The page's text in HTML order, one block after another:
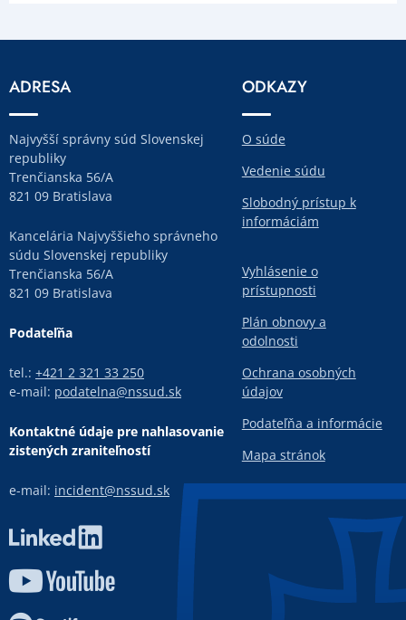
ADRESA
Najvyšší správny súd Slovenskej
republiky
Trenčianska 56/A
821 09 Bratislava
Kancelária Najvyššieho správneho
súdu Slovenskej republiky
Trenčianska 56/A
821 09 Bratislava
Podateľňa
tel.: +421 2 321 33 250
e-mail: podatelna@nssud.sk
Kontaktné údaje pre nahlasovanie
zistených zraniteľností
e-mail: incident@nssud.sk
ODKAZY
O súde
Vedenie súdu
Slobodný prístup k
informáciám
Vyhlásenie o
prístupnosti
Plán obnovy a
odolnosti
Ochrana osobných
údajov
Podateľňa a informácie
Mapa stránok